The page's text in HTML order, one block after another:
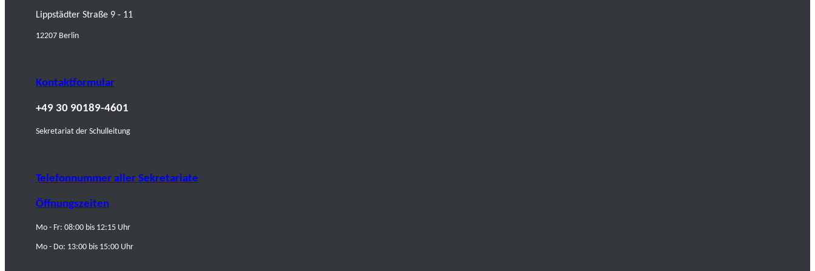
Lippstädter Straße 9 - 11
12207 Berlin
Kontaktformular
+49 30 90189-4601
Sekretariat der Schulleitung
Telefonnummer aller Sekretariate
Öffnungszeiten
Mo - Fr: 08:00 bis 12:15 Uhr
Mo - Do: 13:00 bis 15:00 Uhr